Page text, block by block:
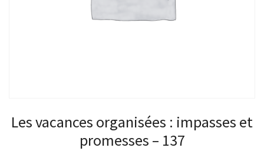
Les vacances organisées : impasses et
promesses – 137